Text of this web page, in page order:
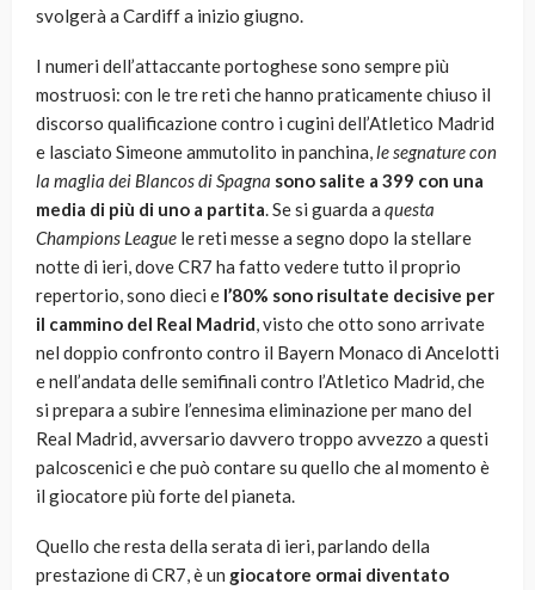
svolgerà a Cardiff a inizio giugno.
I numeri dell’attaccante portoghese sono sempre più
mostruosi: con le tre reti che hanno praticamente chiuso il
discorso qualificazione contro i cugini dell’Atletico Madrid
e lasciato Simeone ammutolito in panchina,le segnature con
la maglia dei Blancos di Spagna sono salite a 399 con una
media di più di uno a partita. Se si guarda a questa
Champions League le reti messe a segno dopo la stellare
notte di ieri, dove CR7 ha fatto vedere tutto il proprio
repertorio, sono dieci e l’80% sono risultate decisive per
il cammino del Real Madrid, visto che otto sono arrivate
nel doppio confronto contro il Bayern Monaco di Ancelotti
e nell’andata delle semifinali contro l’Atletico Madrid, che
si prepara a subire l’ennesima eliminazione per mano del
Real Madrid, avversario davvero troppo avvezzo a questi
palcoscenici e che può contare su quello che al momento è
il giocatore più forte del pianeta.
Quello che resta della serata di ieri, parlando della
prestazione di CR7, è un giocatore ormai diventato